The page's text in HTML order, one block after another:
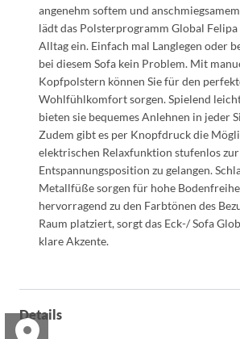
angenehm softem und
lädt das Polsterprogramm Global
Alltag ein. Einfach mal Langlegen oder
bei diesem Sofa kein Problem. Mit
Kopfpolstern können Sie für den
Wohlfühlkomfort sorgen. Spielend
bieten sie bequemes Anlehnen in jeder
Zudem gibt es per Knopfdruck die
elektrischen Relaxfunktion stufenlos
Entspannungsposition zu gelangen.
Metallfüße sorgen für hohe
hervorragend zu den Farbtönen des
Raum platziert, sorgt das Eck-/ Sofa
klare Akzente.
Details